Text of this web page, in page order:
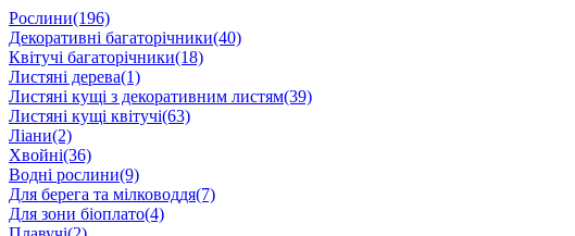
Рослини(196)
Декоративні багаторічники(40)
Квітучі багаторічники(18)
Листяні дерева(1)
Листяні кущі з декоративним листям(39)
Листяні кущі квітучі(63)
Ліани(2)
Хвойні(36)
Водні рослини(9)
Для берега та мілководдя(7)
Для зони біоплато(4)